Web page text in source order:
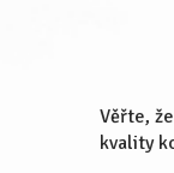
Věřte,
kvality